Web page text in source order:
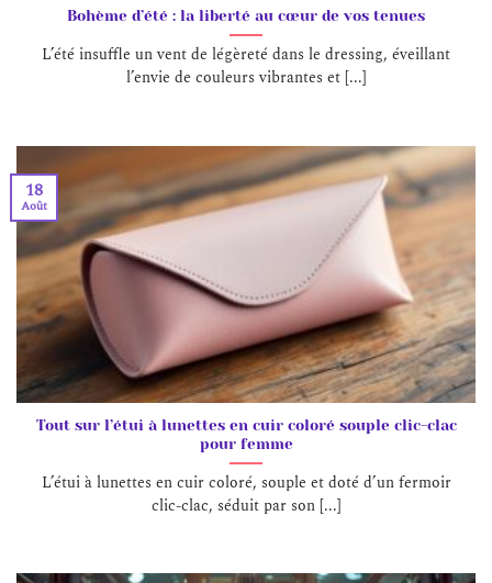
Bohème d’été : la liberté au cœur de vos tenues
L’été insuffle un vent de légèreté dans le dressing, éveillant
l’envie de couleurs vibrantes et [...]
Tout sur l’étui à lunettes en cuir coloré souple clic-clac
pour femme
L’étui à lunettes en cuir coloré, souple et doté d’un fermoir
clic-clac, séduit par son [...]
18
Août